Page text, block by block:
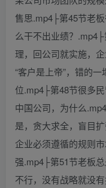
售思.mp4├第45节老
么干不出业绩？
理，回公司就实施，
“客户是上帝”，错的
位.mp4├第48节很多
中国公司，为什么
是，贪大求全，盲目
企业必须遵循的规则
强.mp4├第51节老板
不行，没有战略就没